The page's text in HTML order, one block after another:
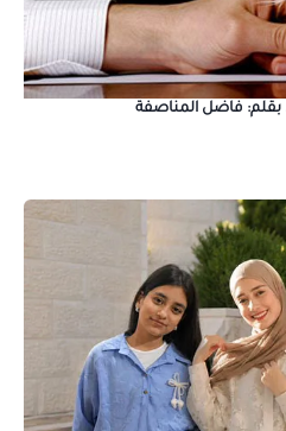
بقلم: فاضل المناصفة